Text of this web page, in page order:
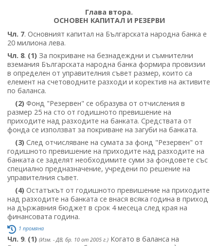
Глава втора.
ОСНОВЕН КАПИТАЛ И РЕЗЕРВИ
Чл. 7. Основният капитал на Българската народна банка е
20 милиона лева.
Чл. 8. (1) За покриване на безнадеждни и съмнителни
вземания Българската народна банка формира провизии
в определен от управителния съвет размер, които са
елемент на счетоводните разходи и коректив на активите
по баланса.
(2) Фонд "Резервен" се образува от отчисления в
размер 25 на сто от годишното превишение на
приходите над разходите на банката. Средствата от
фонда се използват за покриване на загуби на банката.
(3) След отчисляване на сумата за фонд "Резервен" от
годишното превишение на приходите над разходите на
банката се заделят необходимите суми за фондовете със
специално предназначение, учредени по решение на
управителния съвет.
(4) Остатъкът от годишното превишение на приходите
над разходите на банката се внася всяка година в приход
на държавния бюджет в срок 4 месеца след края на
финансовата година.
1 промяна
Чл. 9. (1) (Изм. - ДВ, бр. 10 от 2005 г.) Когато в баланса на